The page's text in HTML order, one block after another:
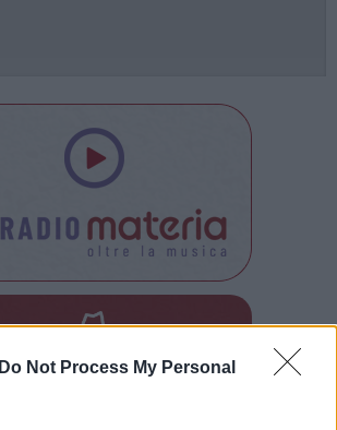
Do Not Process My Personal
Tutti gli eventia Materia